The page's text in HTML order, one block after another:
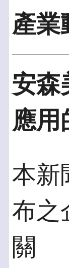
產業
安森
應用
本新
布之
關